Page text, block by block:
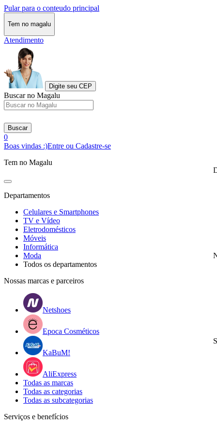
Pular para o conteudo principal
Tem no magalu
Atendimento
Digite seu CEP
Buscar no Magalu
Buscar
0
Boas vindas :)Entre ou Cadastre-se
Tem no Magalu
Departamentos
Celulares e Smartphones
TV e Vídeo
Eletrodomésticos
Móveis
Informática
Moda
Todos os departamentos
Nossas marcas e parceiros
Netshoes
Epoca Cosméticos
KaBuM!
AliExpress
Todas as marcas
Todas as categorias
Todas as subcategorias
Serviços e benefícios